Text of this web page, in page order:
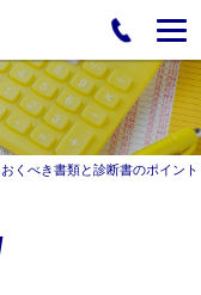
くべき書類と診断書のポイント